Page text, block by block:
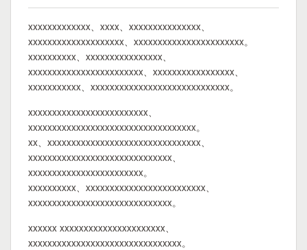
xxxxxxxxxxxxx、xxxx、xxxxxxxxxxxxxxx、
xxxxxxxxxxxxxxxxxxxx、xxxxxxxxxxxxxxxxxxxxxxx。
xxxxxxxxxx、xxxxxxxxxxxxxxxx、
xxxxxxxxxxxxxxxxxxxxxxxx、xxxxxxxxxxxxxxxxx、
xxxxxxxxxxx、xxxxxxxxxxxxxxxxxxxxxxxxxxxxx。
xxxxxxxxxxxxxxxxxxxxxxxxx、
xxxxxxxxxxxxxxxxxxxxxxxxxxxxxxxxxxx。
xx、xxxxxxxxxxxxxxxxxxxxxxxxxxxxxxxx、
xxxxxxxxxxxxxxxxxxxxxxxxxxxxxx、
xxxxxxxxxxxxxxxxxxxxxxxx。
xxxxxxxxxx、xxxxxxxxxxxxxxxxxxxxxxxxx、
xxxxxxxxxxxxxxxxxxxxxxxxxxxxxx。
xxxxxx xxxxxxxxxxxxxxxxxxxxxx、
xxxxxxxxxxxxxxxxxxxxxxxxxxxxxxxx。